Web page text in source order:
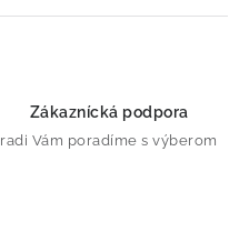
Zákaznícká podpora
radi Vám poradíme s výberom